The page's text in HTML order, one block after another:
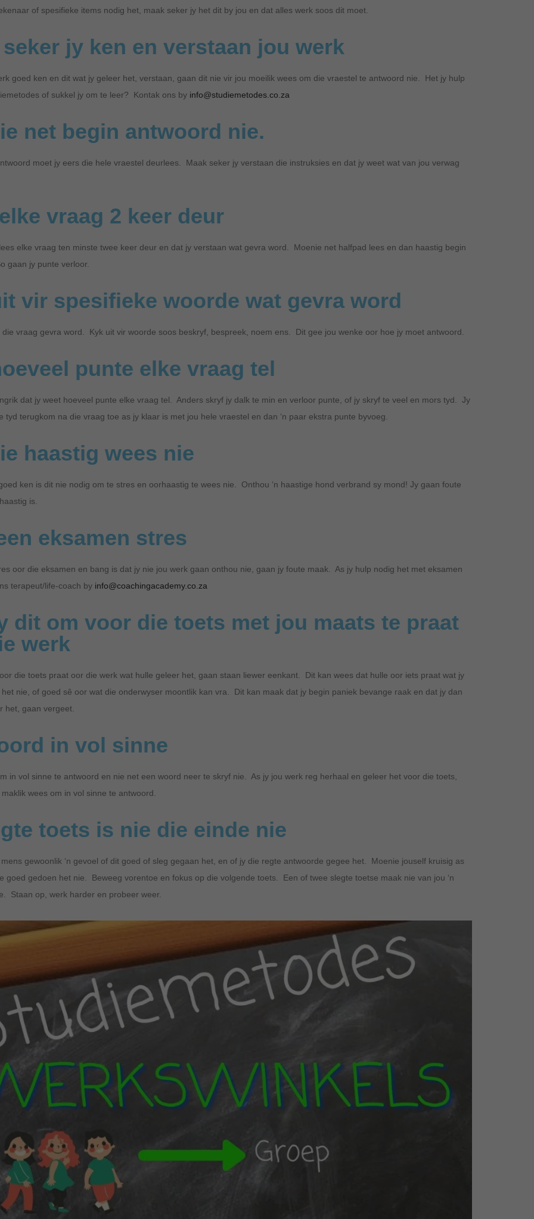
2
of spesifieke items nodig het, maak seker jy het dit by jou en dat alles werk soos dit moet.
seker jy ken en verstaan jou werk
goed ken en dit wat jy geleer het, verstaan, gaan dit nie vir jou moeilik wees om die vraestel te antwoord nie. Het jy hulp
of sukkel jy om te leer? Kontak ons by info@studiemetodes.co.za
net begin antwoord nie.
moet jy eers die hele vraestel deurlees. Maak seker jy verstaan die instruksies en dat jy weet wat van jou verwag
vraag 2 keer deur
elke vraag ten minste twee keer deur en dat jy verstaan wat gevra word. Moenie net halfpad lees en dan haastig begin
gaan jy punte verloor.
vir spesifieke woorde wat gevra word
die vraag gevra word. Kyk uit vir woorde soos beskryf, bespreek, noem ens. Dit gee jou wenke oor hoe jy moet antwoord.
punte elke vraag tel
dat jy weet hoeveel punte elke vraag tel. Anders skryf jy dalk te min en verloor punte, of jy skryf te veel en mors tyd. Jy
tyd terugkom na die vraag toe as jy klaar is met jou hele vraestel en dan ‘n paar ekstra punte byvoeg.
haastig wees nie
ken is dit nie nodig om te stres en oorhaastig te wees nie. Onthou ‘n haastige hond verbrand sy mond! Jy gaan foute
is.
eksamen stres
oor die eksamen en bang is dat jy nie jou werk gaan onthou nie, gaan jy foute maak. As jy hulp nodig het met eksamen
terapeut/life-coach by info@coachingacademy.co.za
dit om voor die toets met jou maats te praat
werk
die toets praat oor die werk wat hulle geleer het, gaan staan liewer eenkant. Dit kan wees dat hulle oor iets praat wat jy
nie, of goed sê oor wat die onderwyser moontlik kan vra. Dit kan maak dat jy begin paniek bevange raak en dat jy dan
het, gaan vergeet.
in vol sinne
in vol sinne te antwoord en nie net een woord neer te skryf nie. As jy jou werk reg herhaal en geleer het voor die toets,
wees om in vol sinne te antwoord.
toets is nie die einde nie
mens gewoonlik ‘n gevoel of dit goed of sleg gegaan het, en of jy die regte antwoorde gegee het. Moenie jouself kruisig as
goed gedoen het nie. Beweeg vorentoe en fokus op die volgende toets. Een of twee slegte toetse maak nie van jou ‘n
Staan op, werk harder en probeer weer.